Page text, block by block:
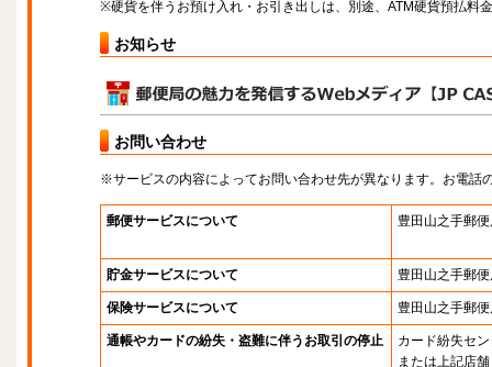
※硬貨を伴うお預け入れ・お引き出しは、別途、ATM硬貨預払料
お知らせ
お問い合わせ
※サービスの内容によってお問い合わせ先が異なります。お電話
郵便サービスについて 豊田山之手郵
貯金サービスについて 豊田山之手郵
保険サービスについて 豊田山之手郵
通帳やカードの紛失・盗難に伴うお取引の停止
カード紛失セ
または上記店舗